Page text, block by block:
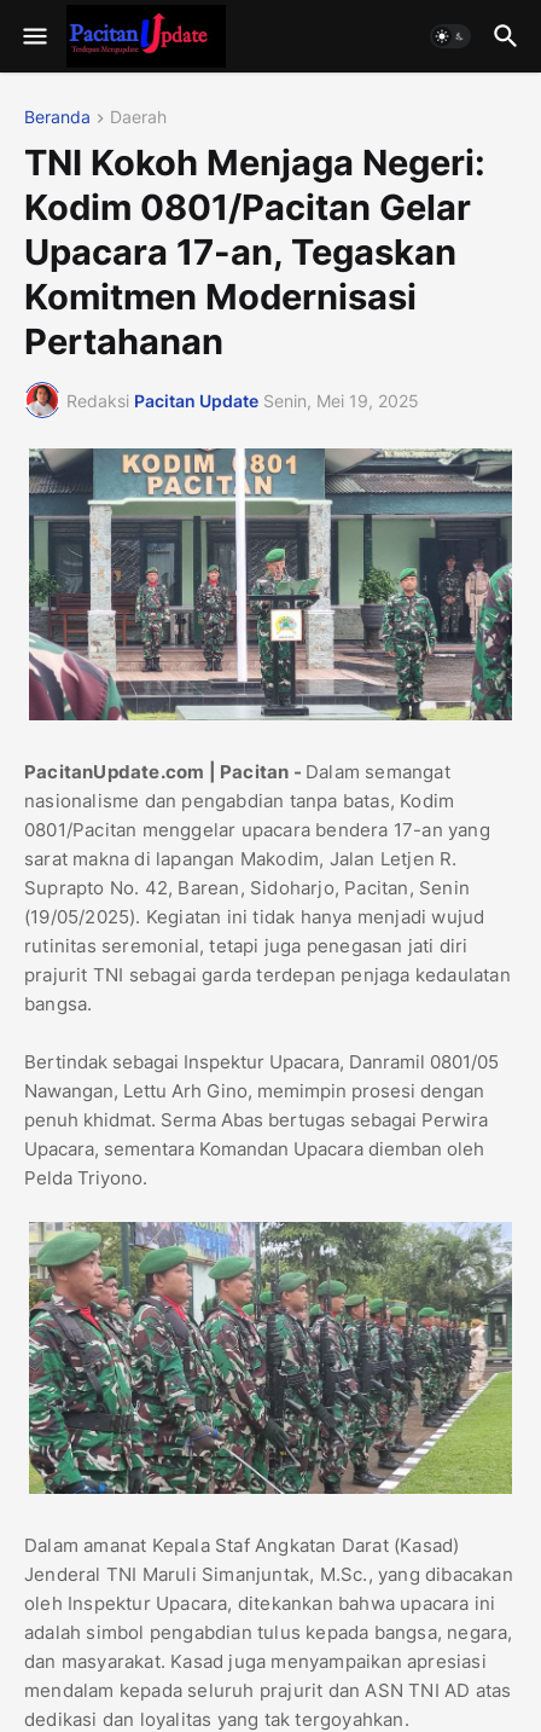
Beranda Daerah
TNI Kokoh Menjaga Negeri:
Kodim 0801/Pacitan Gelar
Upacara 17-an, Tegaskan
Komitmen Modernisasi
Pertahanan
Redaksi Pacitan Update Senin, Mei 19, 2025
PacitanUpdate.com | Pacitan - Dalam semangat
nasionalisme dan pengabdian tanpa batas, Kodim
0801/Pacitan menggelar upacara bendera 17-an yang
sarat makna di lapangan Makodim, Jalan Letjen R.
Suprapto No. 42, Barean, Sidoharjo, Pacitan, Senin
(19/05/2025). Kegiatan ini tidak hanya menjadi wujud
rutinitas seremonial, tetapi juga penegasan jati diri
prajurit TNI sebagai garda terdepan penjaga kedaulatan
bangsa.
Bertindak sebagai Inspektur Upacara, Danramil 0801/05
Nawangan, Lettu Arh Gino, memimpin prosesi dengan
penuh khidmat. Serma Abas bertugas sebagai Perwira
Upacara, sementara Komandan Upacara diemban oleh
Pelda Triyono.
Dalam amanat Kepala Staf Angkatan Darat (Kasad)
Jenderal TNI Maruli Simanjuntak, M.Sc., yang dibacakan
oleh Inspektur Upacara, ditekankan bahwa upacara ini
adalah simbol pengabdian tulus kepada bangsa, negara,
dan masyarakat. Kasad juga menyampaikan apresiasi
mendalam kepada seluruh prajurit dan ASN TNI AD atas
dedikasi dan loyalitas yang tak tergoyahkan.